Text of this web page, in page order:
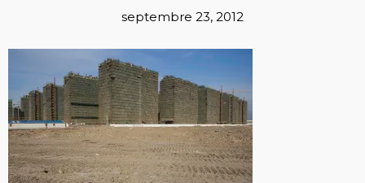
septembre 23, 2012